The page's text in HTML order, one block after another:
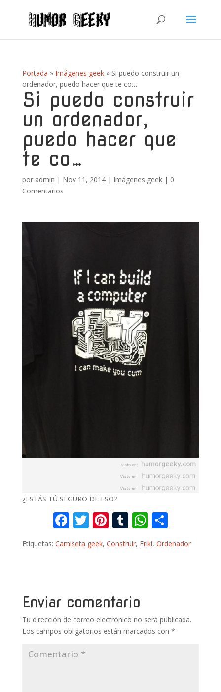
Portada » Imágenes geek» Si puedo construir un
ordenador, puedo hacer que te co…
Si puedo construir
un ordenador,
puedo hacer que
te co…
por admin | Nov 11, 2014| Imágenes geek| 0
Comentarios
¿ESTÁS TÚ SEGURO DE ESO?
F
ac
e
o
k
T
w
itt
Pi
nt
er
T
u
m
W
h
at
p
m
r
Etiquetas: Camiseta geek, Construir, Friki, Ordenador
Enviar comentario
Tu dirección de correo electrónico no será publicada.
Los campos obligatorios están marcados con *